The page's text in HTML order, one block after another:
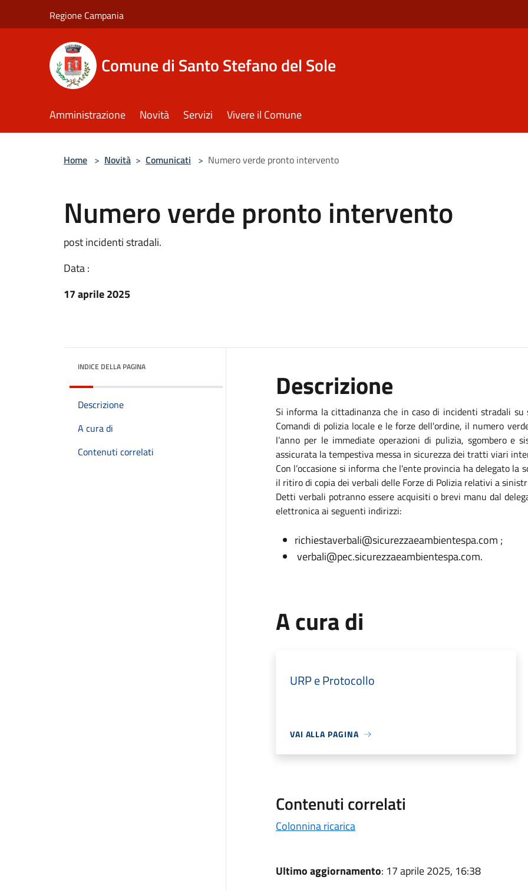
Regione Campania
Comune di Santo Stefano del Sole
Amministrazione Novità Servizi Vivere il Comune
Home > Novità > Comunicati > Numero verde pronto intervento
Numero verde pronto intervento
post incidenti stradali.
Data :
17 aprile 2025
INDICE DELLA PAGINA
Descrizione
A cura di
Contenuti correlati
Descrizione
Si informa la cittadinanza che in caso di incidenti stradali
Comandi di polizia locale e le forze dell'ordine, il numero
l’anno per le immediate operazioni di pulizia, sgombero e
assicurata la tempestiva messa in sicurezza dei tratti viari
Con l’occasione si informa che l'ente provincia ha delegato
il ritiro di copia dei verbali delle Forze di Polizia relativi a
Detti verbali potranno essere acquisiti o brevi manu dal
elettronica ai seguenti indirizzi:
richiestaverbali@sicurezzaeambientespa.com ;
verbali@pec.sicurezzaeambientespa.com.
A cura di
URP e Protocollo
VAI ALLA PAGINA
Contenuti correlati
Colonnina ricarica
Ultimo aggiornamento: 17 aprile 2025, 16:38